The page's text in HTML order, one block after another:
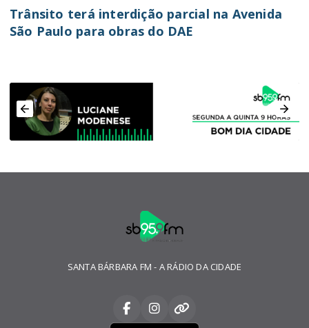
Trânsito terá interdição parcial na Avenida
São Paulo para obras do DAE
SANTA BÁRBARA FM - A RÁDIO DA CIDADE